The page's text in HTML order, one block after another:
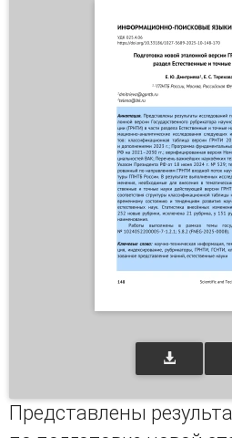
Представлены